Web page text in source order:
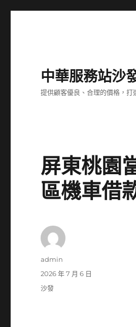
中華服務站沙
提供顧客優良、合理的價格，
屏東桃園
區機車借
作
admin
發
佈
2026 年 7 月 6 日
分
沙發